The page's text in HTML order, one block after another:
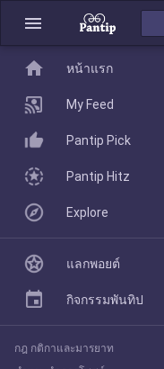
menu
home
Pantip Pick
Explore
home หน้าแรก
My Feed
Pantip Pick
Pantip Hitz
Explore
แลกพอยต์
กิจกรรมพันทิป
กฎ กติกาและมารยาท